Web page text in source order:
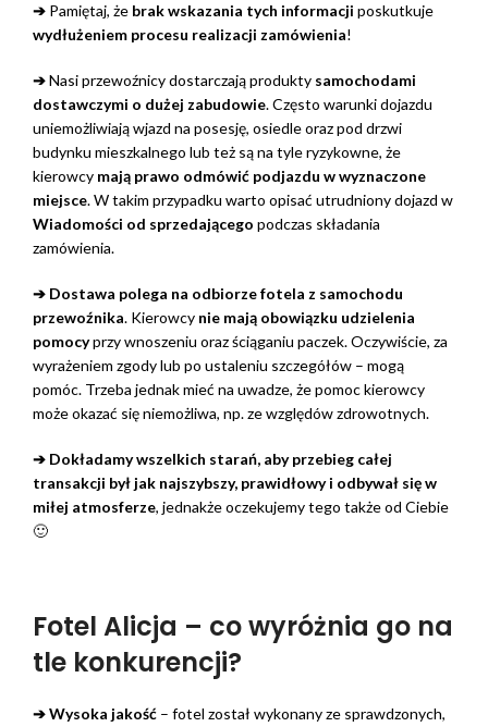
➔ Pamiętaj, że brak wskazania tych informacji poskutkuje
wydłużeniem procesu realizacji zamówienia!
➔Nasi przewoźnicy dostarczają produkty samochodami
dostawczymi o dużej zabudowie. Często warunki dojazdu
uniemożliwiają wjazd na posesję, osiedle oraz pod drzwi
budynku mieszkalnego lub też są na tyle ryzykowne, że
kierowcy mają prawo odmówić podjazdu w wyznaczone
miejsce. W takim przypadku warto opisać utrudniony dojazd w
Wiadomości od sprzedającego podczas składania
zamówienia.
➔ Dostawa polega na odbiorze fotela z samochodu
przewoźnika. Kierowcy nie mają obowiązku udzielenia
pomocyprzy wnoszeniu oraz ściąganiu paczek. Oczywiście, za
wyrażeniem zgody lub po ustaleniu szczegółów – mogą
pomóc. Trzeba jednak mieć na uwadze, że pomoc kierowcy
może okazać się niemożliwa, np. ze względów zdrowotnych.
➔ Dokładamy wszelkich starań, aby przebieg całej
transakcji był jak najszybszy, prawidłowy i odbywał się w
miłej atmosferze, jednakże oczekujemy tego także od Ciebie
🙂
Fotel Alicja – co wyróżnia go na
tle konkurencji?
➔ Wysoka jakość – fotel został wykonany ze sprawdzonych,